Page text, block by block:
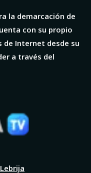
la demarcación de
con su propio
de Internet desde su
a través del